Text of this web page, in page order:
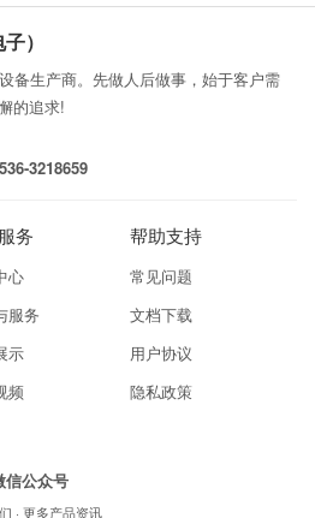
）
备生产商。先做人后做事，始于客户需
的追求!
3218659
务
心
服务
示
频
帮助支持
常见问题
文档下载
用户协议
隐私政策
信公众号
· 更多产品资讯